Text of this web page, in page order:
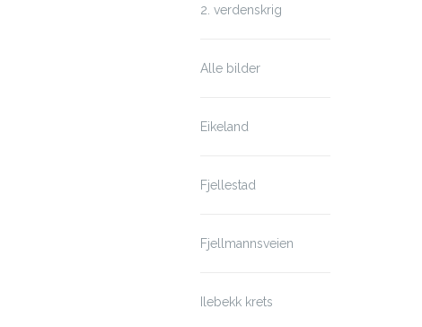
2. verdenskrig
Alle bilder
Eikeland
Fjellestad
Fjellmannsveien
Ilebekk krets